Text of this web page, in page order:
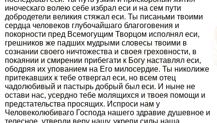
иноческаго волею себе избрал еси и на сем пути
добродетели великия стяжал еси. Ты писаньми твоими
сердца человеков глубочайшаго благоговения и
покорности пред Всемогущим Творцом исполнял еси,
грешников же падших мудрыми словесы твоими в
сознании своего ничтожества и своея греховности, в
покаянии и смирении прибегати к Богу наставлял еси,
ободряя их упованием на Его милосердие. Ты николиже
притекавших к тебе отвергал еси, но всем отец
чадолюбивый и пастырь добрый был еси. И ныне не
остави нас, усердно тебе молящихся и твоея помощи и
предстательства просящих. Испроси нам у
Человеколюбиваго Господа нашего здравие душевное и
телесное, утверди веру нашу, укрепи силы наша,